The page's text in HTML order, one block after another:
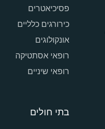
פסיכיאטרים
כירורגים כלליים
אונקולוגים
רופאי אסתטיקה
רופאי שיניים
בתי חולים